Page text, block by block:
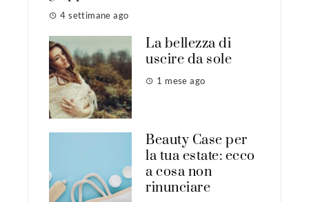
4 settimane ago
La bellezza di
uscire da sole
1 mese ago
Beauty Case per
la tua estate: ecco
a cosa non
rinunciare